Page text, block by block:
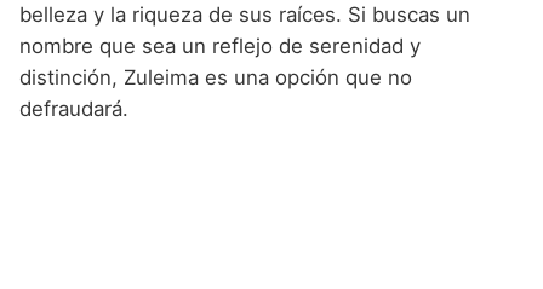
belleza y la riqueza de sus raíces. Si buscas un
nombre que sea un reflejo de serenidad y
distinción, Zuleima es una opción que no
defraudará.